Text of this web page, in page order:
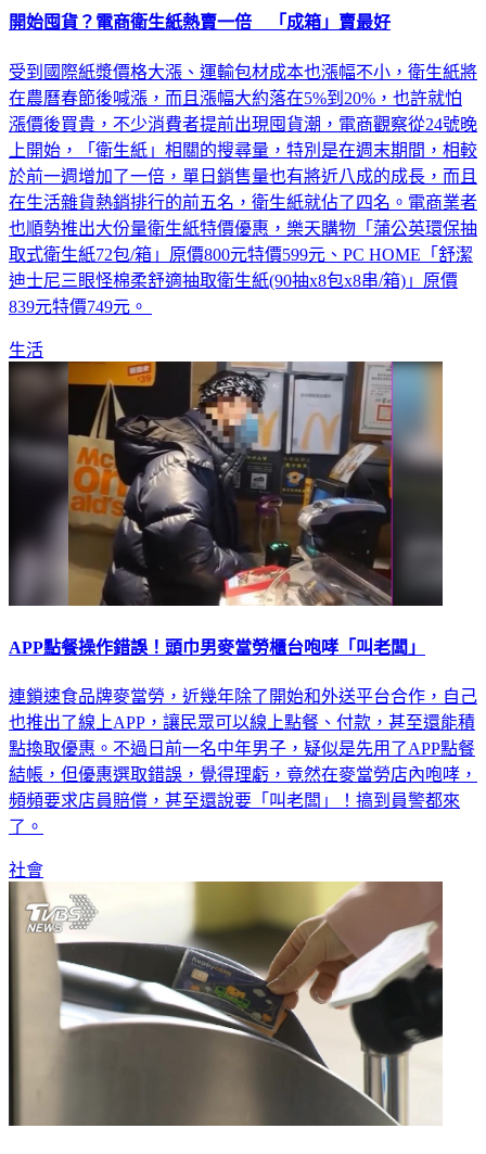
開始囤貨？電商衛生紙熱賣一倍 「成箱」賣最好
受到國際紙漿價格大漲、運輸包材成本也漲幅不小，衛生紙將
在農曆春節後喊漲，而且漲幅大約落在5%到20%，也許就怕
漲價後買貴，不少消費者提前出現囤貨潮，電商觀察從24號晚
上開始，「衛生紙」相關的搜尋量，特別是在週末期間，相較
於前一週增加了一倍，單日銷售量也有將近八成的成長，而且
在生活雜貨熱銷排行的前五名，衛生紙就佔了四名。電商業者
也順勢推出大份量衛生紙特價優惠，樂天購物「蒲公英環保抽
取式衛生紙72包/箱」原價800元特價599元、PC HOME「舒潔
迪士尼三眼怪棉柔舒適抽取衛生紙(90抽x8包x8串/箱)」原價
839元特價749元。
生活
APP點餐操作錯誤！頭巾男麥當勞櫃台咆哮「叫老闆」
連鎖速食品牌麥當勞，近幾年除了開始和外送平台合作，自己
也推出了線上APP，讓民眾可以線上點餐、付款，甚至還能積
點換取優惠。不過日前一名中年男子，疑似是先用了APP點餐
結帳，但優惠選取錯誤，覺得理虧，竟然在麥當勞店內咆哮，
頻頻要求店員賠償，甚至還說要「叫老闆」！搞到員警都來
了。
社會